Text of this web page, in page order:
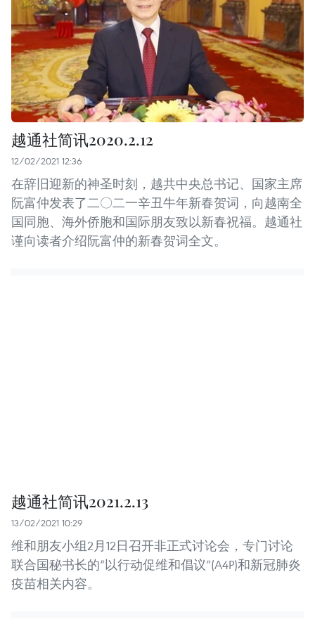
越通社简讯2020.2.12
12/02/2021 12:36
在辞旧迎新的神圣时刻，越共中央总书记、国家主席
阮富仲发表了二〇二一辛丑牛年新春贺词，向越南全
国同胞、海外侨胞和国际朋友致以新春祝福。越通社
谨向读者介绍阮富仲的新春贺词全文。
越通社简讯2021.2.13
13/02/2021 10:29
维和朋友小组2月12日召开非正式讨论会，专门讨论
联合国秘书长的“以行动促维和倡议”(A4P)和新冠肺炎
疫苗相关内容。